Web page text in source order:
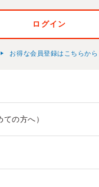
ログイン
お得な会員登録はこちらから
の方へ）